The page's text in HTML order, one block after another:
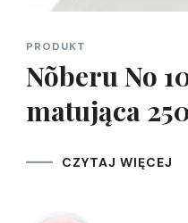
PRODUKT
Nõberu No
matująca
CZYTAJ WIĘCEJ